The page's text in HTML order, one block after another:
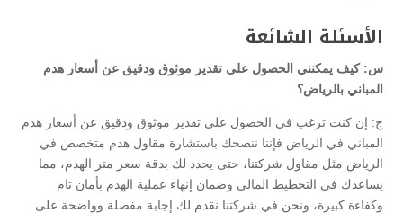
الأسئلة الشائعة
س: كيف يمكنني الحصول على تقدير موثوق ودقيق عن أسعار هدم
المباني بالرياض؟
ج: إن كنت ترغب في الحصول على تقدير موثوق ودقيق عن أسعار هدم
المباني في الرياض فإننا ننصحك باستشارة مقاول هدم متخصص في
الرياض مثل مقاول شركتنا، حتى يحدد لك بدقة سعر متر الهدم، مما
يساعدك في التخطيط المالي وضمان إنهاء عملية الهدم بأمان تام
وكفاءة كبيرة، ونحن في شركتنا نقدم لك إجابة مفصلة وواضحة على